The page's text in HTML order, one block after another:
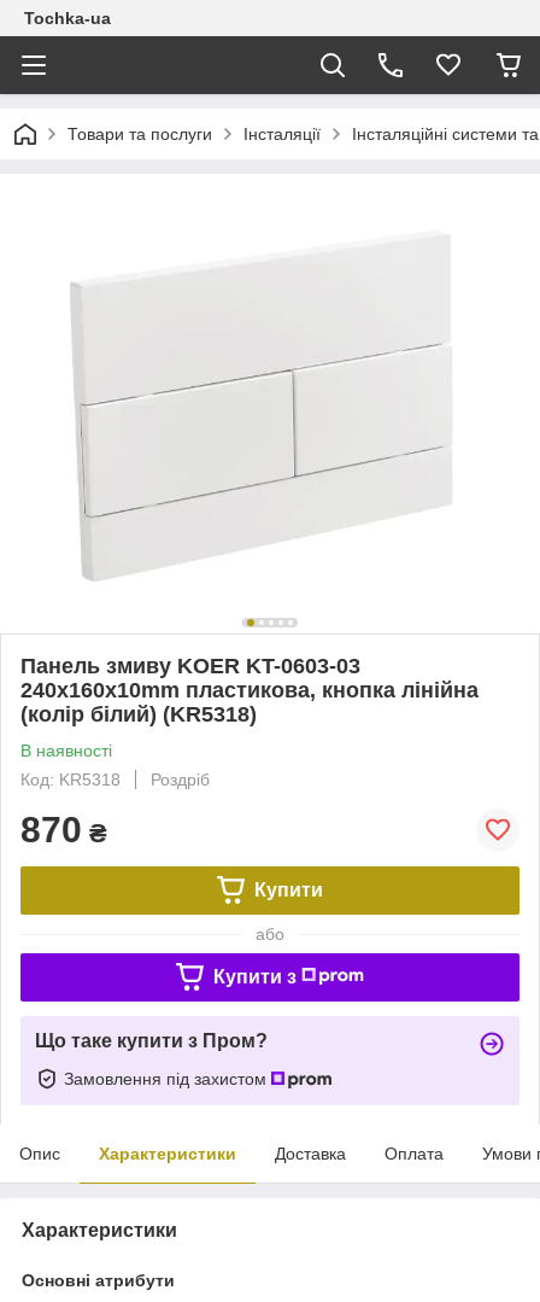
Tochka-ua
Товари та послуги Інсталяції Інсталяційні системи
Панель змиву KOER KT-0603-03
240x160x10mm пластикова, кнопка лінійна
(колір білий) (KR5318)
В наявності
Код: KR5318
Роздріб
870 ₴
Купити
або
Купити з
Що таке купити з Пром?
Замовлення під захистом
Опис Характеристики Доставка Оплата Умови
Характеристики
Основні атрибути